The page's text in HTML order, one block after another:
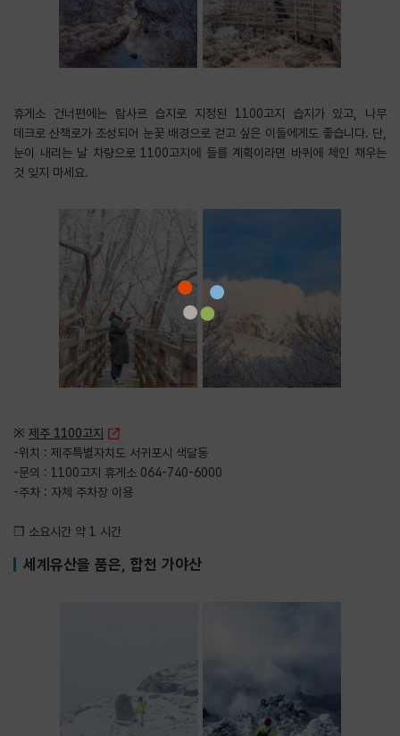
휴게소 건너편에는 람사르 습지로 지정된 1100고지 습지가 있고, 나무
데크로 산책로가 조성되어 눈꽃 배경으로 걷고 싶은 이들에게도 좋습니다. 단,
눈이 내리는 날 차량으로 1100고지에 들를 계획이라면 바퀴에 체인 채우는
것 잊지 마세요.
※ 제주 1100고지
-위치 : 제주특별자치도 서귀포시 색달동
-문의 : 1100고지 휴게소 064-740-6000
-주차 : 자체 주차장 이용
❒ 소요시간 약 1 시간
세계유산을 품은, 합천 가야산